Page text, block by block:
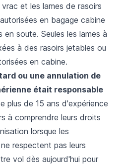
et les lames de rasoirs
en bagage cabine
soute. Seules les lames à
à des rasoirs jetables ou
en cabine.
ou une annulation de
était responsable
plus de 15 ans d'expérience
à comprendre leurs droits
lorsque les
respectent pas leurs
vol dès aujourd'hui pour